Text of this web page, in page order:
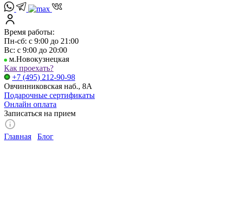
Время работы:
Пн-сб: с 9:00 до 21:00
Вс: с 9:00 до 20:00
м.Новокузнецкая
Как проехать?
+7 (495) 212-90-98
Овчинниковская наб., 8А
Подарочные сертификаты
Онлайн оплата
Записаться на прием
Главная Блог